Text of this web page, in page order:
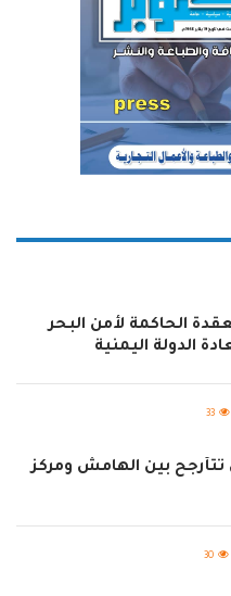
الحاكمة لأمن البحر
الدولة اليمنية
33
تتأرجح بين الهامش ومركز
30